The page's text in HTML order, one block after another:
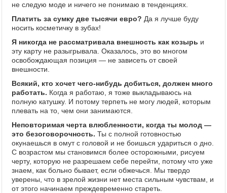
не следую моде и ничего не понимаю в тенденциях.
Платить за сумку две тысячи евро? Да я лучше буду
носить косметичку в зубах!
Я никогда не рассматривала внешность как козырь и
эту карту не разыгрывала. Оказалось, это во многом
освобождающая позиция — не зависеть от своей
внешности.
Всякий, кто хочет чего-нибудь добиться, должен много
работать. Когда я работаю, я тоже выкладываюсь на
полную катушку. И потому терпеть не могу людей, которым
плевать на то, чем они занимаются.
Неповторимая черта влюбленности, когда ты молод —
это безоговорочность. Ты с полной готовностью
окунаешься в омут с головой и не боишься удариться о дно.
С возрастом мы становимся более осторожными, рисуем
черту, которую не разрешаем себе перейти, потому что уже
знаем, как больно бывает, если обжечься. Мы твердо
уверены, что в зрелой жизни нет места сильным чувствам, и
от этого начинаем преждевременно стареть.